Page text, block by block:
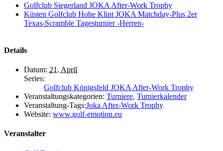
Golfclub Siegerland JOKA After-Work Trophy
Küsten Golfclub Hohe Klint JOKA Matchday-Plus 2er
Texas-Scramble Tagesturnier -Herren-
Details
Datum: 21. April
Series:
Golfclub Königsfeld JOKA After-Work Trophy
Veranstaltungskategorien: Turniere, Turnierkalender
Veranstaltung-Tags:Joka After-Work Trophy
Website: www.golf-emotion.eu
Veranstalter